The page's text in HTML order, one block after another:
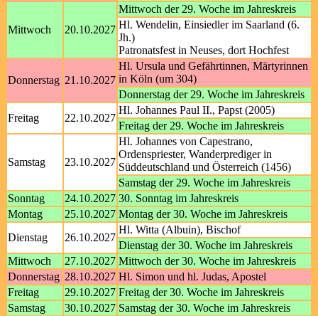
Mittwoch 20.10.2027
Mittwoch der 29. Woche im Jahreskreis
Hl. Wendelin, Einsiedler im Saarland (6.
Jh.)
Patronatsfest in Neuses, dort Hochfest
Donnerstag 21.10.2027
Hl. Ursula und Gefährtinnen, Märtyrinnen
in Köln (um 304)
Donnerstag der 29. Woche im Jahreskreis
Freitag
22.10.2027
Hl. Johannes Paul II., Papst (2005)
Freitag der 29. Woche im Jahreskreis
Samstag 23.10.2027
Hl. Johannes von Capestrano,
Ordenspriester, Wanderprediger in
Süddeutschland und Österreich (1456)
Samstag der 29. Woche im Jahreskreis
Sonntag
24.10.2027 30. Sonntag im Jahreskreis
Montag
25.10.2027 Montag der 30. Woche im Jahreskreis
Dienstag
26.10.2027
Hl. Witta (Albuin), Bischof
Dienstag der 30. Woche im Jahreskreis
Mittwoch
27.10.2027 Mittwoch der 30. Woche im Jahreskreis
Donnerstag 28.10.2027 Hl. Simon und hl. Judas, Apostel
Freitag
29.10.2027 Freitag der 30. Woche im Jahreskreis
Samstag
30.10.2027 Samstag der 30. Woche im Jahreskreis